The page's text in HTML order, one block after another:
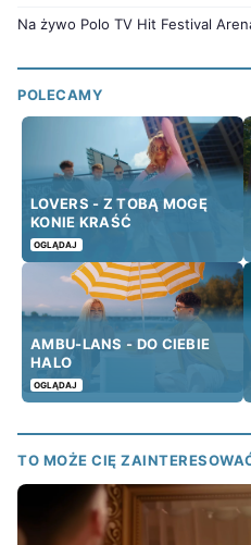
Na żywo Polo TV Hit Festival
POLECAMY
LOVERS - Z TOBĄ MOGĘ
KONIE KRAŚĆ
OGLĄDAJ
AMBU-LANS - DO CIEBIE
HALO
OGLĄDAJ
TO MOŻE CIĘ